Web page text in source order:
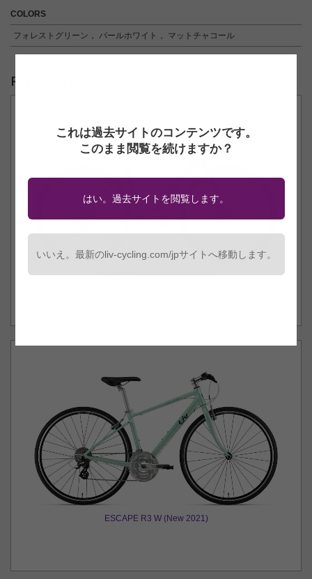
COLORS
フォレストグリーン， パールホワイト， マットチャコール
RELATED MODELS
ESCAPE R W DISC (New 2021)
ESCAPE R3 W (New 2021)
これは過去サイトのコンテンツです。
このまま閲覧を続けますか？
はい。過去サイトを閲覧します。
いいえ。最新のliv-cycling.com/jpサイトへ移動します。